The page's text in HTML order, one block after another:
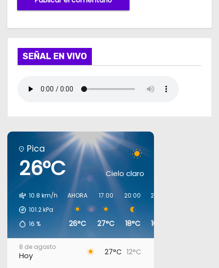
SEÑAL EN VIVO
Pica
26°C Cielo claro
10.8 km/h
101.2kPa
16 %
AHORA
26°C
17:00
27°C
20:00
18°C
23:00
16°C
8 de agosto
Hoy 27°C 12°C